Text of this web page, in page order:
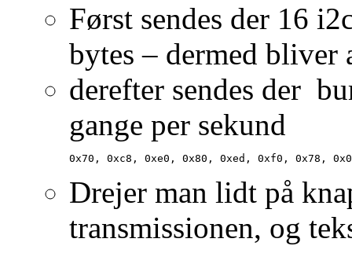
Først sendes der 16
bytes – dermed bliver
derefter sendes der
gange per sekund
0x70, 0xc8, 0xe0, 0x80, 0xed, 0xf0, 0x78,
Drejer man lidt på
transmissionen, og